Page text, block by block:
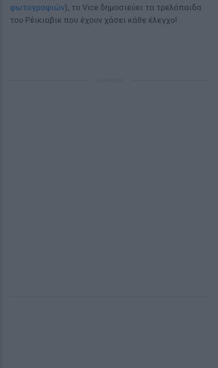
φωτογραφιών), το Vice δημοσιεύει τα τρελόπαιδα
του Ρέικιαβικ που έχουν χάσει κάθε έλεγχο!